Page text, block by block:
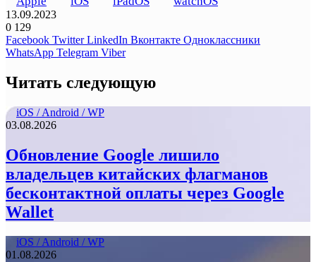
13.09.2023
0 129
Facebook Twitter LinkedIn Вконтакте Одноклассники
WhatsApp Telegram Viber
Читать следующую
iOS / Android / WP
03.08.2026
Обновление Google лишило
владельцев китайских флагманов
бесконтактной оплаты через Google
Wallet
iOS / Android / WP
01.08.2026